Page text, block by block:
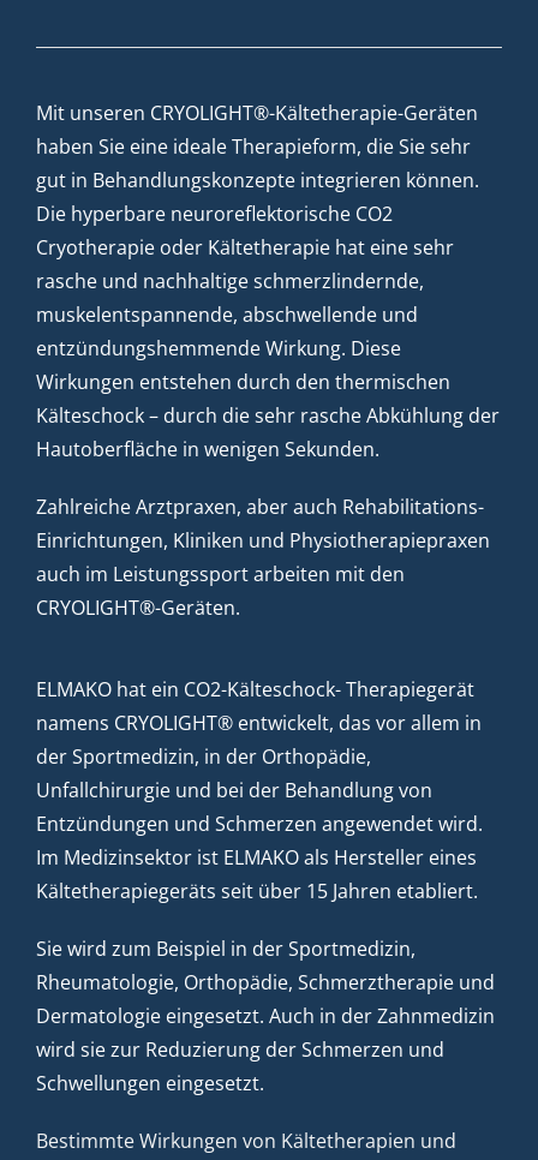
Mit unseren CRYOLIGHT®-Kältetherapie-Geräten
haben Sie eine ideale Therapieform, die Sie sehr
gut in Behandlungskonzepte integrieren können.
Die hyperbare neuroreflektorische CO2
Cryotherapie oder Kältetherapie hat eine sehr
rasche und nachhaltige schmerzlindernde,
muskelentspannende, abschwellende und
entzündungshemmende Wirkung. Diese
Wirkungen entstehen durch den thermischen
Kälteschock – durch die sehr rasche Abkühlung der
Hautoberfläche in wenigen Sekunden.
Zahlreiche Arztpraxen, aber auch Rehabilitations-
Einrichtungen, Kliniken und Physiotherapiepraxen
auch im Leistungssport arbeiten mit den
CRYOLIGHT®-Geräten.
ELMAKO hat ein CO2-Kälteschock- Therapiegerät
namens CRYOLIGHT® entwickelt, das vor allem in
der Sportmedizin, in der Orthopädie,
Unfallchirurgie und bei der Behandlung von
Entzündungen und Schmerzen angewendet wird.
Im Medizinsektor ist ELMAKO als Hersteller eines
Kältetherapiegeräts seit über 15 Jahren etabliert.
Sie wird zum Beispiel in der Sportmedizin,
Rheumatologie, Orthopädie, Schmerztherapie und
Dermatologie eingesetzt. Auch in der Zahnmedizin
wird sie zur Reduzierung der Schmerzen und
Schwellungen eingesetzt.
Bestimmte Wirkungen von Kältetherapien und